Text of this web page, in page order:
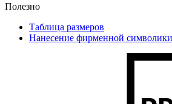
Полезно
Таблица размеров
Нанесение фирменной символики